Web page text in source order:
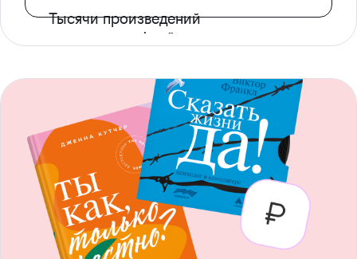
Тысячи произведений
с доступом офлайн